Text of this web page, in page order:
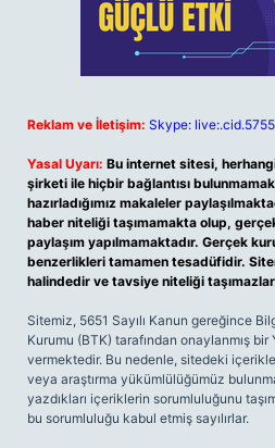
Reklam ve İletişim: Skype:
Yasal Uyarı: Bu internet sitesi,
şirketi ile hiçbir bağlantısı
hazırladığımız makaleler
haber niteliği taşımamakta olup,
paylaşım yapılmamaktadır. Gerçek
benzerlikleri tamamen tesadüfidir.
halindedir ve tavsiye niteliği
Sitemiz, 5651 Sayılı Kanun gereğince
Kurumu (BTK) tarafından onaylanmış bir
vermektedir. Bu nedenle, sitedeki
veya araştırma yükümlülüğümüz
yazdıkları içeriklerin sorumluluğunu
bu sorumluluğu kabul etmiş sayılırlar.